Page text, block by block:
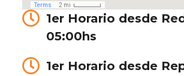
1er Horario desde
05:00hs
1er Horario desde